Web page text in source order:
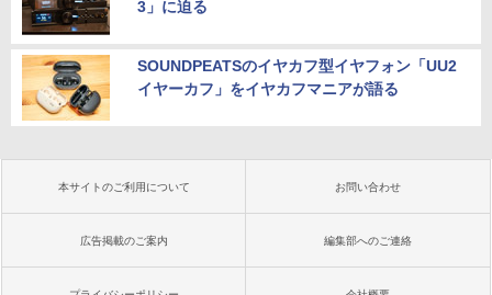
3」に迫る
SOUNDPEATSのイヤカフ型イヤフォン「UU2
イヤーカフ」をイヤカフマニアが語る
本サイトのご利用について お問い合わせ
広告掲載のご案内 編集部へのご連絡